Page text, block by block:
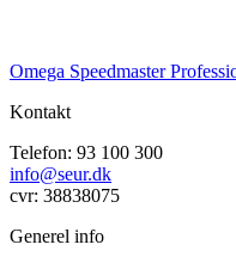
Omega Speedmaster
Kontakt
Telefon: 93 100 300
info@seur.dk
cvr: 38838075
Generel info